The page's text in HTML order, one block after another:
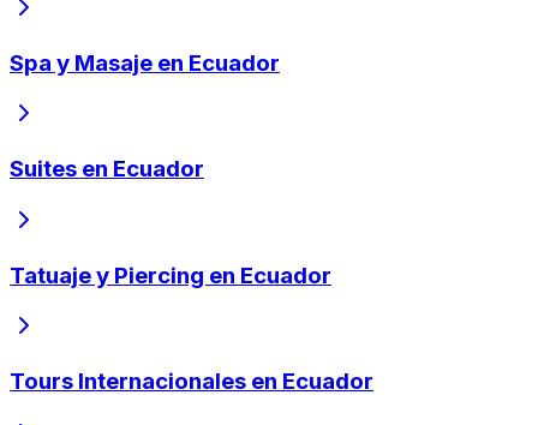
Spa y Masaje en Ecuador
Suites en Ecuador
Tatuaje y Piercing en Ecuador
Tours Internacionales en Ecuador